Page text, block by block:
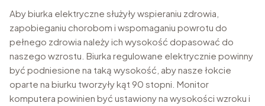
Aby biurka elektryczne służyły wspieraniu zdrowia,
zapobieganiu chorobom i wspomaganiu powrotu do
pełnego zdrowia należy ich wysokość dopasować do
naszego wzrostu. Biurka regulowane elektrycznie powinny
być podniesione na taką wysokość, aby nasze łokcie
oparte na biurku tworzyły kąt 90 stopni. Monitor
komputera powinien być ustawiony na wysokości wzroku i